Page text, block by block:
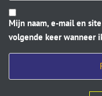
Mijn naam, e-mail en
volgende keer wanneer